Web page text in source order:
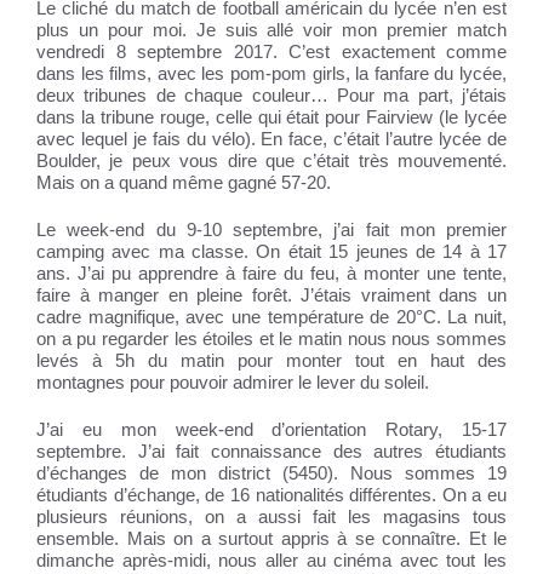
Le cliché du match de football américain du lycée n’en est
plus un pour moi. Je suis allé voir mon premier match
vendredi 8 septembre 2017. C’est exactement comme
dans les films, avec les pom-pom girls, la fanfare du lycée,
deux tribunes de chaque couleur… Pour ma part, j’étais
dans la tribune rouge, celle qui était pour Fairview (le lycée
avec lequel je fais du vélo). En face, c’était l’autre lycée de
Boulder, je peux vous dire que c’était très mouvementé.
Mais on a quand même gagné 57-20.
Le week-end du 9-10 septembre, j’ai fait mon premier
camping avec ma classe. On était 15 jeunes de 14 à 17
ans. J’ai pu apprendre à faire du feu, à monter une tente,
faire à manger en pleine forêt. J’étais vraiment dans un
cadre magnifique, avec une température de 20°C. La nuit,
on a pu regarder les étoiles et le matin nous nous sommes
levés à 5h du matin pour monter tout en haut des
montagnes pour pouvoir admirer le lever du soleil.
J’ai eu mon week-end d’orientation Rotary, 15-17
septembre. J’ai fait connaissance des autres étudiants
d’échanges de mon district (5450). Nous sommes 19
étudiants d’échange, de 16 nationalités différentes. On a eu
plusieurs réunions, on a aussi fait les magasins tous
ensemble. Mais on a surtout appris à se connaître. Et le
dimanche après-midi, nous aller au cinéma avec tout les